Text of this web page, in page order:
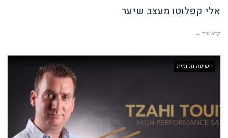
אלי קפלוטו מעצב שיער
קרא עוד ←
חשיפה מקומית